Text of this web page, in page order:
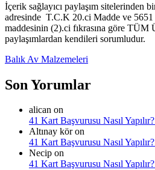
İçerik sağlayıcı paylaşım sitelerinden
adresinde T.C.K 20.ci Madde ve 5651
maddesinin (2).ci fıkrasına göre
paylaşımlardan kendileri sorumludur.
Balık Av Malzemeleri
Son Yorumlar
alican on
41 Kart Başvurusu Nasıl
Altınay köron
41 Kart Başvurusu Nasıl
Necip on
41 Kart Başvurusu Nasıl